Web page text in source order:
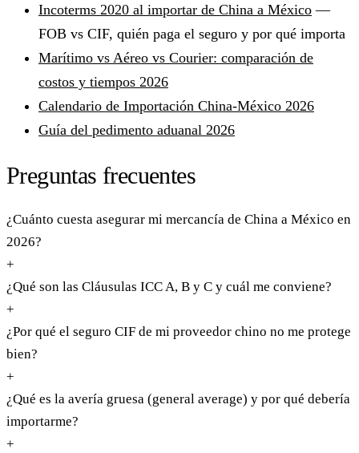
Incoterms 2020 al importar de China a México —
FOB vs CIF, quién paga el seguro y por qué importa
Marítimo vs Aéreo vs Courier: comparación de
costos y tiempos 2026
Calendario de Importación China-México 2026
Guía del pedimento aduanal 2026
Preguntas frecuentes
¿Cuánto cuesta asegurar mi mercancía de China a México en
2026?
+
¿Qué son las Cláusulas ICC A, B y C y cuál me conviene?
+
¿Por qué el seguro CIF de mi proveedor chino no me protege
bien?
+
¿Qué es la avería gruesa (general average) y por qué debería
importarme?
+